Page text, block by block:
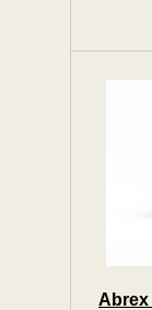
Abrex